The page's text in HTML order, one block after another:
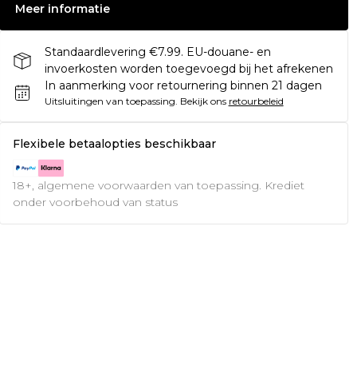
Meer informatie
Standaardlevering €7.99. EU-douane- en
invoerkosten worden toegevoegd bij het afrekenen
In aanmerking voor retournering binnen 21 dagen
Uitsluitingen van toepassing. Bekijk ons retourbeleid
Flexibele betaalopties beschikbaar
18+, algemene voorwaarden van toepassing. Krediet
onder voorbehoud van status